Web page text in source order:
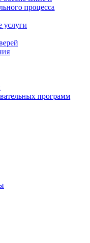
процесса
услуги
программ